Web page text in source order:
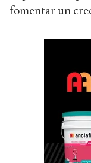
fomentar un